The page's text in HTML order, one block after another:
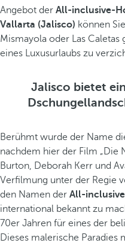
Angebot der All-inclusive-
Vallarta (Jalisco) können
Mismayola oder Las
eines Luxusurlaubs zu
Jalisco bietet
Berühmt wurde der Name
nachdem hier der Film „Die
Burton, Deborah Kerr und
Verfilmung unter der Regie
den Namen der All-
international bekannt zu
70er Jahren für eines der
Dieses malerische